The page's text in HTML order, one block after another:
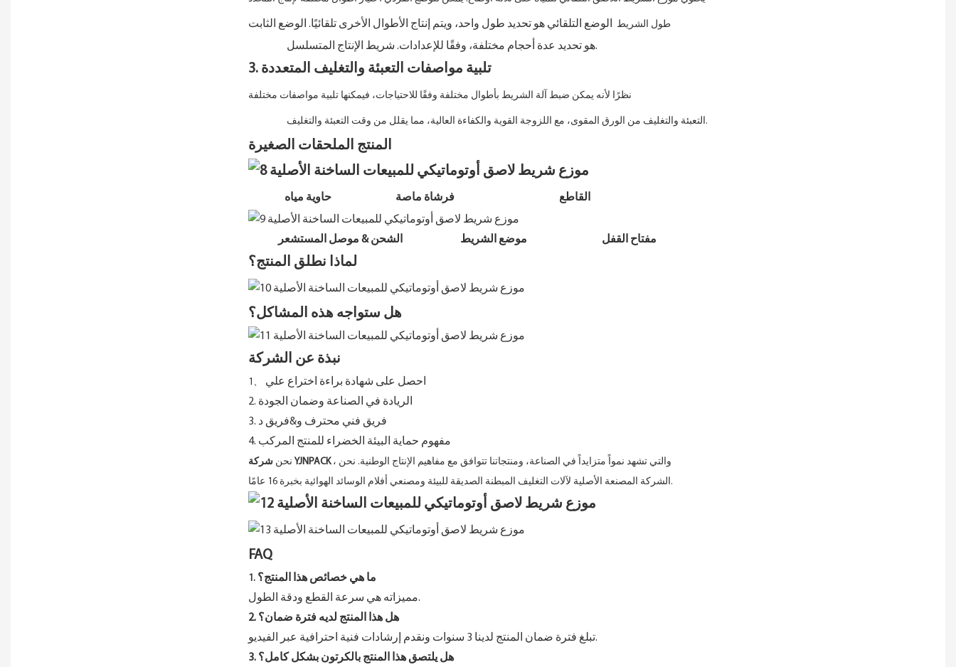
طول الشريط
هو تحديد عدة أحجام مختلفة، وفقًا للإعدادات. شريط الإنتاج المتسلسل.
3. تلبية مواصفات التعبئة والتغليف المتعددة
التعبئة والتغليف من الورق المقوى، مع اللزوجة القوية والكفاءة العالية، مما يقلل من وقت التعبئة والتغليف.
المنتج الملحقات الصغيرة
القاطع فرشاة ماصة حاوية مياه
مفتاح القفل موضع الشريط الشحن & موصل المستشعر
لماذا نطلق المنتج؟
هل ستواجه هذه المشاكل؟
نبذة عن الشركة
1、 احصل على شهادة براءة اختراع علي
2. الريادة في الصناعة وضمان الجودة
3. فريق فني محترف و&فريق د
4. مفهوم حماية البيئة الخضراء للمنتج المركب
نحن شركة YJNPACK
الشركة المصنعة الأصلية لآلات التغليف المبطنة الصديقة للبيئة ومصنعي أفلام الوسائد الهوائية بخبرة 16 عامًا.
FAQ
1. ما هي خصائص هذا المنتج؟
مميزاته هي سرعة القطع ودقة الطول.
2. هل هذا المنتج لديه فترة ضمان؟
تبلغ فترة ضمان المنتج لدينا 3 سنوات ونقدم إرشادات فنية احترافية عبر الفيديو.
3. هل يلتصق هذا المنتج بالكرتون بشكل كامل؟